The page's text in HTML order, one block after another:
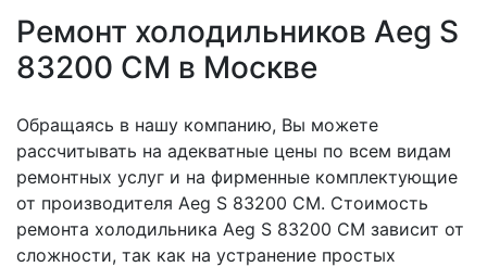
Ремонт холодильников Aeg S
83200 CM в Москве
Обращаясь в нашу компанию, Вы можете
рассчитывать на адекватные цены по всем видам
ремонтных услуг и на фирменные комплектующие
от производителя Aeg S 83200 CM. Стоимость
ремонта холодильника Aeg S 83200 CM зависит от
сложности, так как на устранение простых